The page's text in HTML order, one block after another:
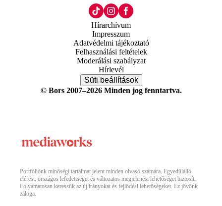
Hírarchívum
Impresszum
Adatvédelmi tájékoztató
Felhasználási feltételek
Moderálási szabályzat
Hírlevél
Süti beállítások
© Bors 2007–2026 Minden jog fenntartva.
Portfóliónk minőségi tartalmat jelent minden olvasó számára. Egyedülálló
elérést, országos lefedettséget és változatos megjelenési lehetőséget biztosít.
Folyamatosan keressük az új irányokat és fejlődési lehetőségeket. Ez jövőnk
záloga.